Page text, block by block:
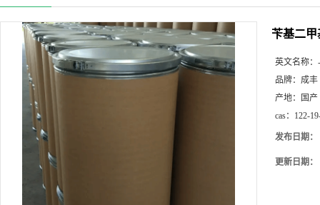
苄基二
英文名称： -
品牌： 成丰
产地：
国产
cas： 122-
发布日期：
更新日期：